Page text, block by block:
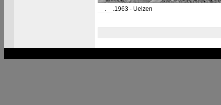
__.__.1963 - Uelzen